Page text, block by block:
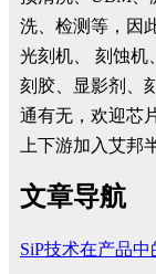
洗、检测等，因
光刻机、 刻蚀机
刻胶、显影剂、
通有无，欢迎芯
上下游加入艾邦
文章导航
SiP技术在产品中